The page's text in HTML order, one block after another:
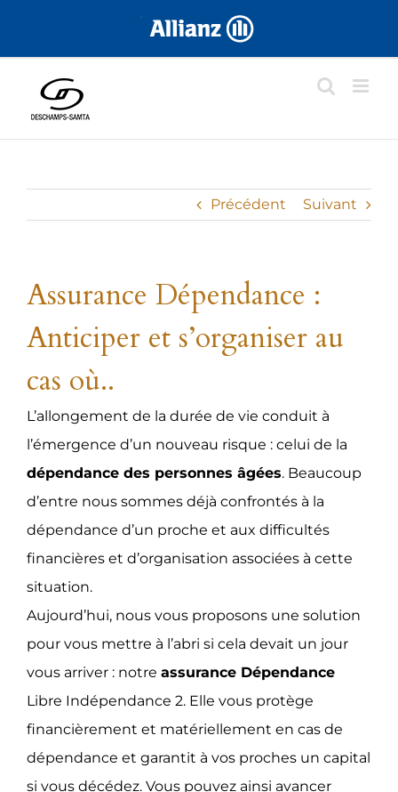
.
Précédent Suivant
Assurance Dépendance :
Anticiper et s’organiser au
cas où..
L’allongement de la durée de vie conduit à
l’émergence d’un nouveau risque : celui de la
dépendance des personnes âgées. Beaucoup
d’entre nous sommes déjà confrontés à la
dépendance d’un proche et aux difficultés
financières et d’organisation associées à cette
situation.
Aujourd’hui, nous vous proposons une solution
pour vous mettre à l’abri si cela devait un jour
vous arriver : notre assurance Dépendance
Libre Indépendance 2. Elle vous protège
financièrement et matériellement en cas de
dépendance et garantit à vos proches un capital
si vous décédez. Vous pouvez ainsi avancer